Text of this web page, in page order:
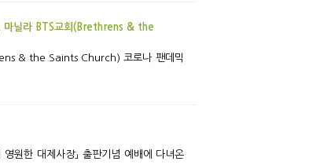
원한 대제사장」 출판기념 예배에 다녀온